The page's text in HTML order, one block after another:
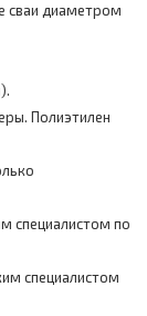
сваи диаметром
Полиэтилен
специалистом по
специалистом